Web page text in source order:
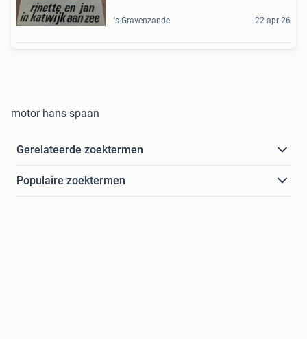
's-Gravenzande 22 apr 26
motor hans spaan
Gerelateerde zoektermen
Populaire zoektermen